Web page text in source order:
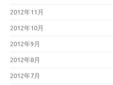
2012年11月
2012年10月
2012年9月
2012年8月
2012年7月